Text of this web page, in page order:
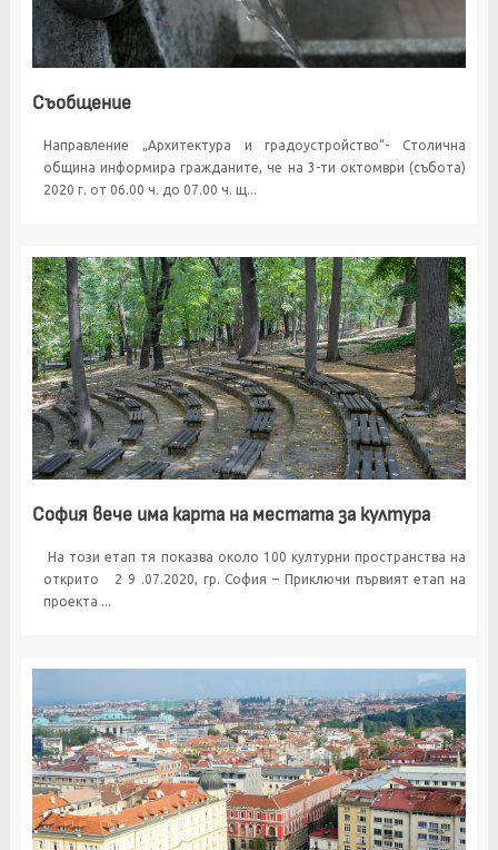
Съобщение
Направление „Архитектура и градоустройство“- Столична
община информира гражданите, че на 3-ти октомври (събота)
2020 г. от 06.00 ч. до 07.00 ч. щ...
София вече има карта на местата за култура
На този етап тя показва около 100 културни пространства на
открито 2 9 .07.2020, гр. София – Приключи първият етап на
проекта ...